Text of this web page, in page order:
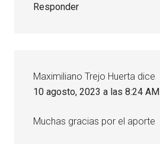
Responder
Maximiliano Trejo Huerta dice
10 agosto, 2023 a las 8:24 AM
Muchas gracias por el aporte